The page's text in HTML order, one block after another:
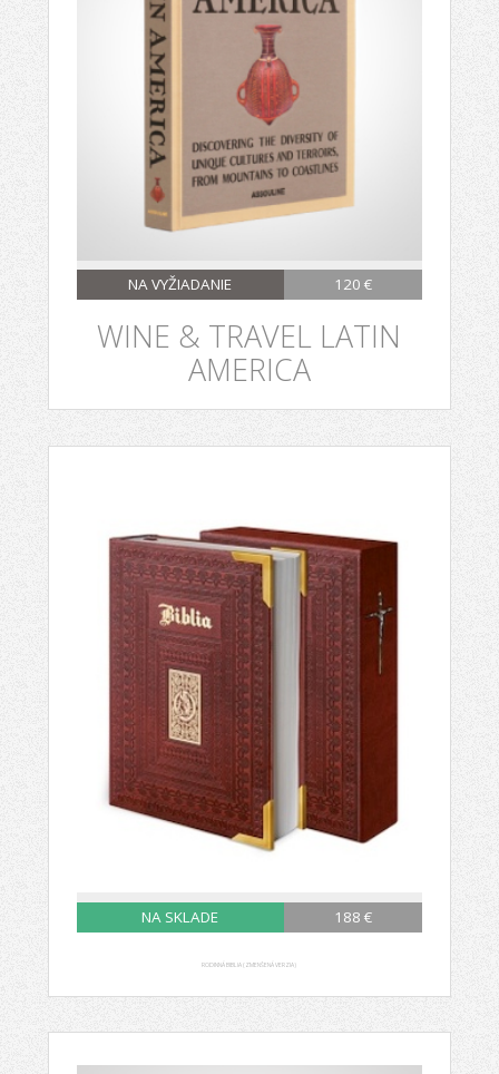
NA VYŽIADANIE 120 €
WINE & TRAVEL LATIN
AMERICA
NA SKLADE 188 €
RODINNÁ BIBLIA (ZMENŠENÁ VERZIA)